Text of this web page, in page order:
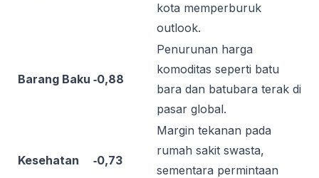
kota memperburuk
outlook.
Barang Baku ‑0,88
Penurunan harga
komoditas seperti batu
bara dan batubara terak di
pasar global.
Kesehatan ‑0,73
Margin tekanan pada
rumah sakit swasta,
sementara permintaan